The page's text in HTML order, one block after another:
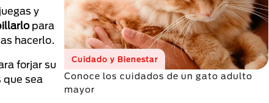
y
para
hacerlo.
forjar su
que sea
Cuidado y Bienestar
Conoce los cuidados de un gato adulto
mayor